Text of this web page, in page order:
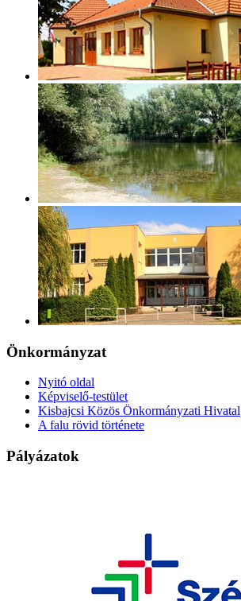
Önkormányzat
Nyitó oldal
Képviselő-testület
Kisbajcsi Közös Önkormányzati Hivatal
A falu rövid története
Pályázatok